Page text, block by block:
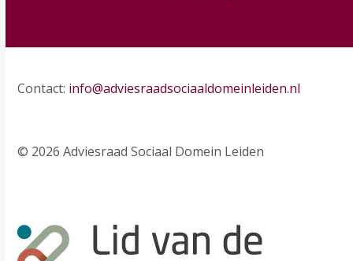
Contact: info@adviesraadsociaaldomeinleiden.nl
© 2026 Adviesraad Sociaal Domein Leiden